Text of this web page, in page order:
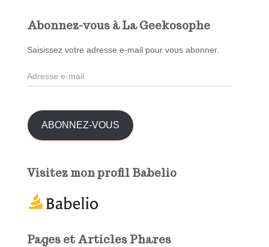
c
e
r
Abonnez-vous à La Geekosophe
Saisissez votre adresse e-mail pour vous abonner.
A
d
s
s
a
ABONNEZ-VOUS
Visitez mon profil Babelio
Pages et Articles Phares